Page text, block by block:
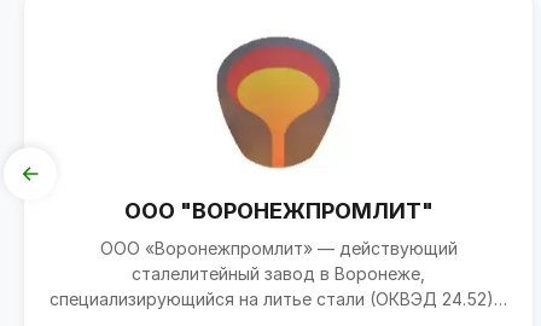
ООО "ВОРОНЕЖПРОМЛИТ"
ООО «Воронежпромлит» — действующий
сталелитейный завод в Воронеже,
специализирующийся на литье стали (ОКВЭД 24.52) и